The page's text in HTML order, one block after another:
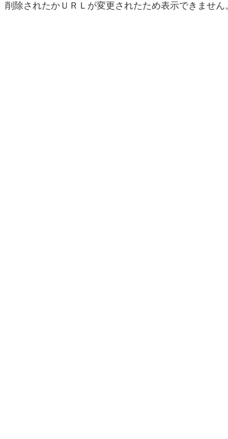
削除されたかＵＲＬが変更されたため表示できません